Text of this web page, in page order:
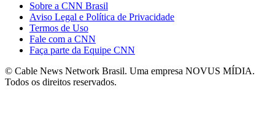
Sobre a CNN Brasil
Aviso Legal e Política de Privacidade
Termos de Uso
Fale com a CNN
Faça parte da Equipe CNN
© Cable News Network Brasil. Uma empresa NOVUS MÍDIA.
Todos os direitos reservados.